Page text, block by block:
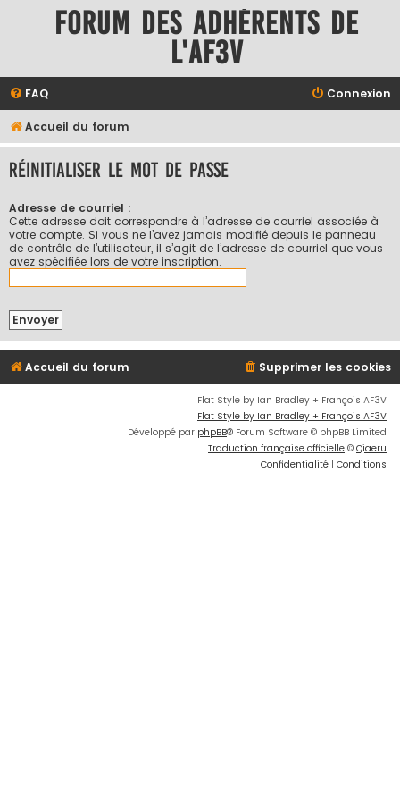
Forum des adhérents de
l'AF3V
FAQ Connexion
Accueil du forum
Réinitialiser le mot de passe
Adresse de courriel :
Cette adresse doit correspondre à l’adresse de courriel associée à
votre compte. Si vous ne l’avez jamais modifié depuis le panneau
de contrôle de l’utilisateur, il s’agit de l’adresse de courriel que vous
avez spécifiée lors de votre inscription.
Accueil du forum Supprimer les cookies
Flat Style by Ian Bradley + François AF3V
Flat Style by Ian Bradley + François AF3V
Développé par phpBB® Forum Software © phpBB Limited
Traduction française officielle © Qiaeru
Confidentialité | Conditions